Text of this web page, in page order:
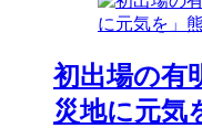
初出場の有
災地に元気